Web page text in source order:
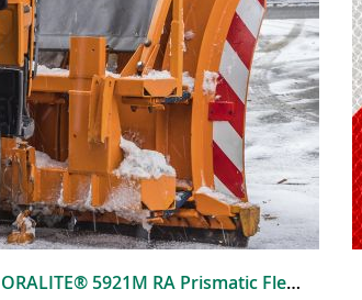
ORALITE® 5921M RA Prismatic Fleet Marking Grade